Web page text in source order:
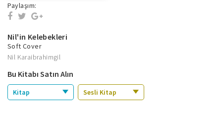
Paylaşım:
Nil'in Kelebekleri
Soft Cover
Nil Karaibrahimgil
Bu Kitabı Satın Alın
Kitap Sesli Kitap